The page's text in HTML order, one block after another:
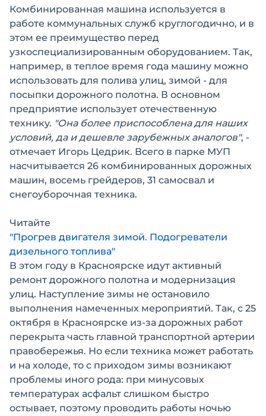
Комбинированная машина используется в
работе коммунальных служб круглогодично, и в
этом ее преимущество перед
узкоспециализированным оборудованием. Так,
например, в теплое время года машину можно
использовать для полива улиц, зимой - для
посыпки дорожного полотна. В основном
предприятие использует отечественную
технику. "Она более приспособлена для наших
условий, да и дешевле зарубежных аналогов", -
отмечает Игорь Цедрик. Всего в парке МУП
насчитывается 26 комбинированных дорожных
машин, восемь грейдеров, 31 самосвал и
снегоуборочная техника.
Читайте
"Прогрев двигателя зимой. Подогреватели
дизельного топлива"
В этом году в Красноярске идут активный
ремонт дорожного полотна и модернизация
улиц. Наступление зимы не остановило
выполнения намеченных мероприятий. Так, с 25
октября в Красноярске из-за дорожных работ
перекрыта часть главной транспортной артерии
правобережья. Но если техника может работать
и на холоде, то с приходом зимы возникают
проблемы иного рода: при минусовых
температурах асфальт слишком быстро
остывает, поэтому проводить работы ночью